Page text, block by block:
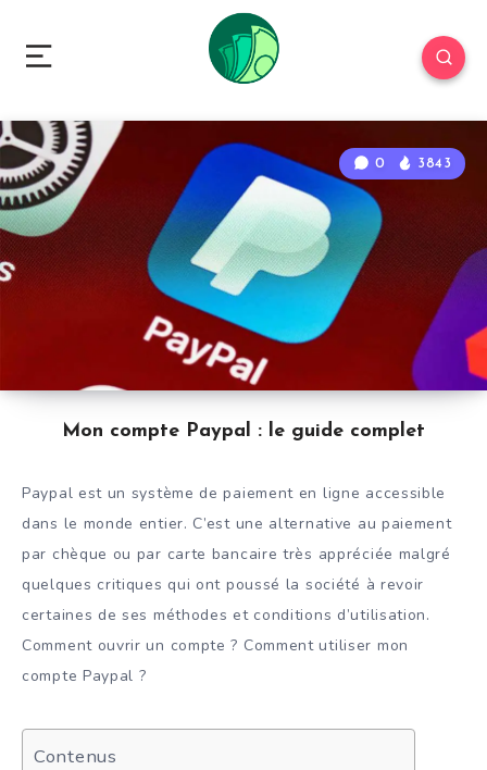
Mon compte Paypal : le guide complet
0 3843
Paypal est un système de paiement en ligne accessible
dans le monde entier. C’est une alternative au paiement
par chèque ou par carte bancaire très appréciée malgré
quelques critiques qui ont poussé la société à revoir
certaines de ses méthodes et conditions d’utilisation.
Comment ouvrir un compte ? Comment utiliser mon
compte Paypal ?
Contenus